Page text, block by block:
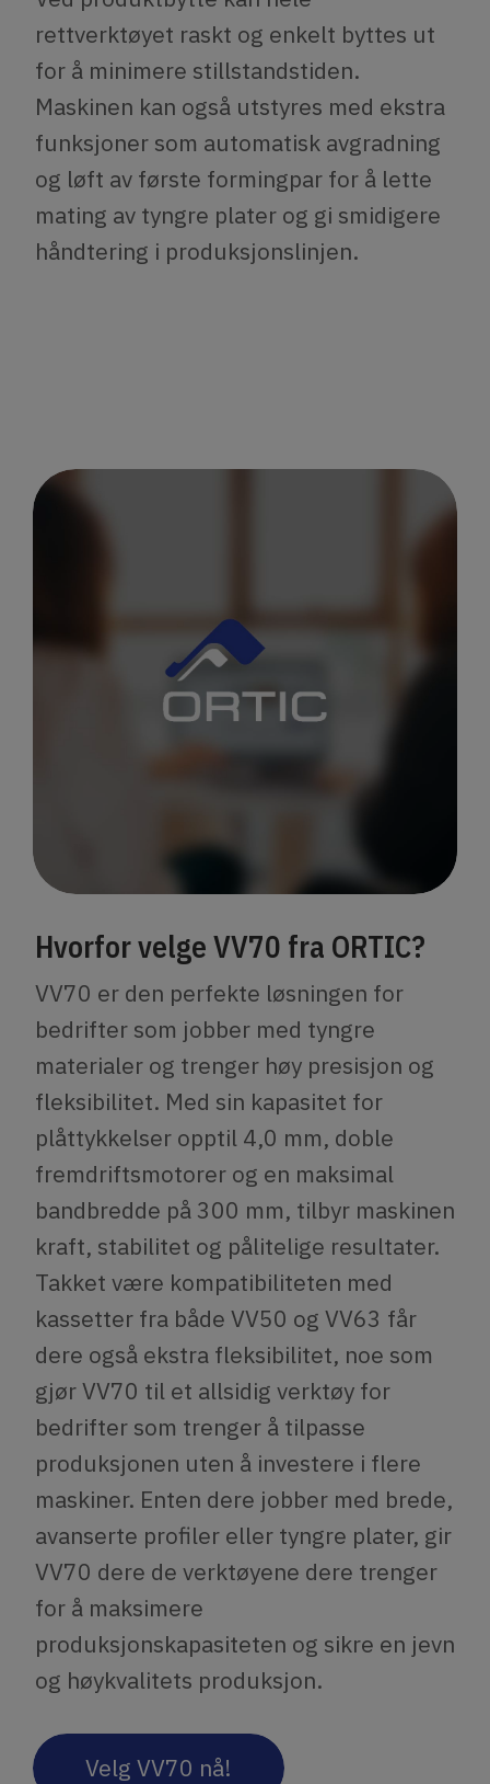
rettverktøyet raskt og enkelt byttes ut
for å minimere stillstandstiden.
Maskinen kan også utstyres med ekstra
funksjoner som automatisk avgradning
og løft av første formingpar for å lette
mating av tyngre plater og gi smidigere
håndtering i produksjonslinjen.
Hvorfor velge VV70 fra ORTIC?
VV70 er den perfekte løsningen for
bedrifter som jobber med tyngre
materialer og trenger høy presisjon og
fleksibilitet. Med sin kapasitet for
plåttykkelser opptil 4,0 mm, doble
fremdriftsmotorer og en maksimal
bandbredde på 300 mm, tilbyr maskinen
kraft, stabilitet og pålitelige resultater.
Takket være kompatibiliteten med
kassetter fra både VV50 og VV63 får
dere også ekstra fleksibilitet, noe som
gjør VV70 til et allsidig verktøy for
bedrifter som trenger å tilpasse
produksjonen uten å investere i flere
maskiner. Enten dere jobber med brede,
avanserte profiler eller tyngre plater, gir
VV70 dere de verktøyene dere trenger
for å maksimere
produksjonskapasiteten og sikre en jevn
og høykvalitets produksjon.
Velg VV70 nå!